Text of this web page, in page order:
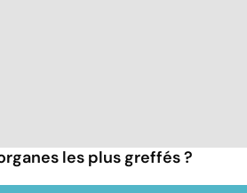
les plus greffés ?